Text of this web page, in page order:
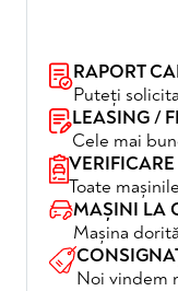
RAPORT
Puteți
LEASING /
Cele mai
Toate
MAȘINI LA
Mașina
Noi vindem